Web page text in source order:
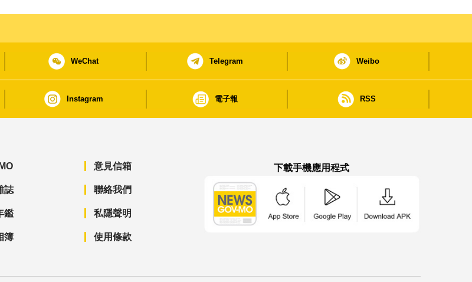
WeChat Telegram Weibo
Instagram 電子報 RSS
誌
鑑
簿
意見信箱
聯絡我們
私隱聲明
使用條款
下載手機應用程式